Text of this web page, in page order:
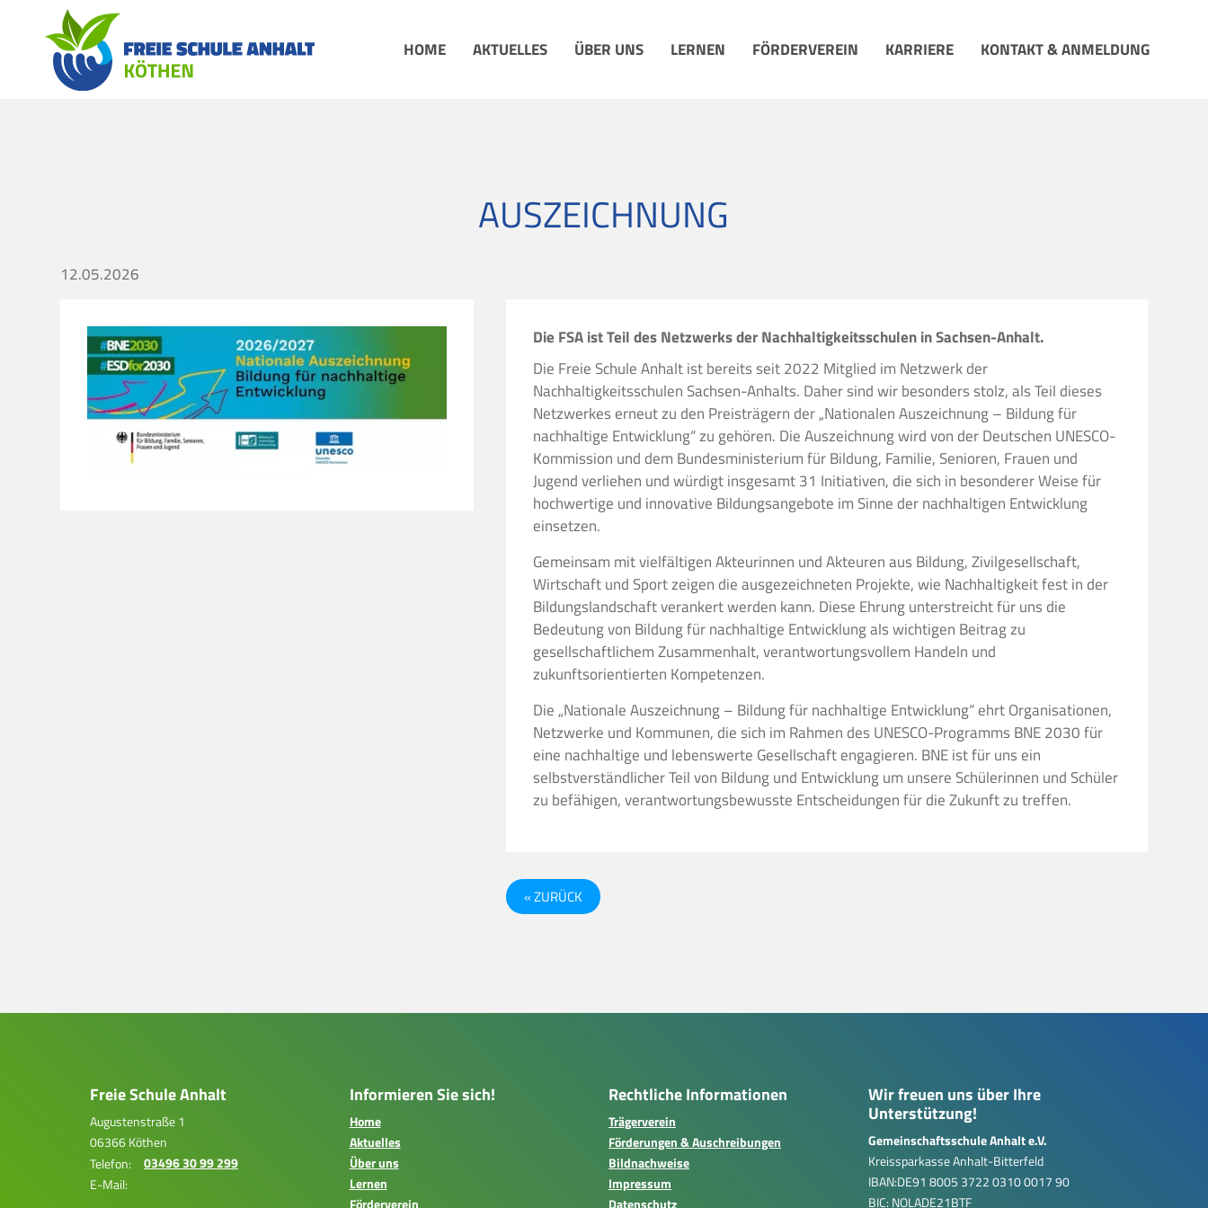
HOME AKTUELLES ÜBER UNS LERNEN FÖRDERVEREIN KARRIERE KONTAKT & ANMELDUNG
AUSZEICHNUNG
12.05.2026
Die FSA ist Teil des Netzwerks der Nachhaltigkeitsschulen in Sachsen-Anhalt.
Die Freie Schule Anhalt ist bereits seit 2022 Mitglied im Netzwerk der
Nachhaltigkeitsschulen Sachsen-Anhalts. Daher sind wir besonders stolz, als Teil dieses
Netzwerkes erneut zu den Preisträgern der „Nationalen Auszeichnung – Bildung für
nachhaltige Entwicklung“ zu gehören. Die Auszeichnung wird von der Deutschen UNESCO-
Kommission und dem Bundesministerium für Bildung, Familie, Senioren, Frauen und
Jugend verliehen und würdigt insgesamt 31 Initiativen, die sich in besonderer Weise für
hochwertige und innovative Bildungsangebote im Sinne der nachhaltigen Entwicklung
einsetzen.
Gemeinsam mit vielfältigen Akteurinnen und Akteuren aus Bildung, Zivilgesellschaft,
Wirtschaft und Sport zeigen die ausgezeichneten Projekte, wie Nachhaltigkeit fest in der
Bildungslandschaft verankert werden kann. Diese Ehrung unterstreicht für uns die
Bedeutung von Bildung für nachhaltige Entwicklung als wichtigen Beitrag zu
gesellschaftlichem Zusammenhalt, verantwortungsvollem Handeln und
zukunftsorientierten Kompetenzen.
Die „Nationale Auszeichnung – Bildung für nachhaltige Entwicklung“ ehrt Organisationen,
Netzwerke und Kommunen, die sich im Rahmen des UNESCO-Programms BNE 2030 für
eine nachhaltige und lebenswerte Gesellschaft engagieren. BNE ist für uns ein
selbstverständlicher Teil von Bildung und Entwicklung um unsere Schülerinnen und Schüler
zu befähigen, verantwortungsbewusste Entscheidungen für die Zukunft zu treffen.
« ZURÜCK
Freie Schule Anhalt
Augustenstraße 1
06366 Köthen
Telefon:
03496 30 99 299
E-Mail:
Informieren Sie sich!
Home
Aktuelles
Über uns
Lernen
Förderverein
Rechtliche Informationen
Trägerverein
Förderungen & Auschreibungen
Bildnachweise
Impressum
Datenschutz
Wir freuen uns über Ihre
Unterstützung!
Gemeinschaftsschule Anhalt e.V.
Kreissparkasse Anhalt-Bitterfeld
IBAN:DE91 8005 3722 0310 0017 90
BIC: NOLADE21BTF